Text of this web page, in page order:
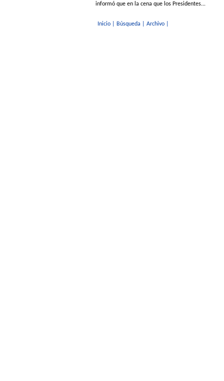
informó que en la cena que los Presidentes...
Inicio| Búsqueda Archivo|